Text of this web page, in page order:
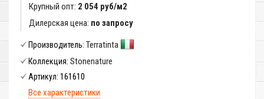
Крупный опт: 2 054 руб/м2
Дилерская цена: по запросу
Производитель: Terratinta
Коллекция: Stonenature
Артикул: 161610
Все характеристики